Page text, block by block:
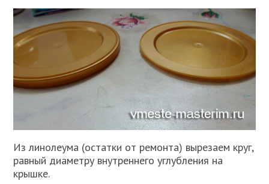
Из линолеума (остатки от ремонта) вырезаем круг,
равный диаметру внутреннего углубления на
крышке.